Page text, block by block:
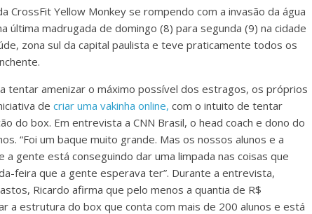
CrossFit Yellow Monkey se rompendo com a invasão da água
última madrugada de domingo (8) para segunda (9) na cidade
zona sul da capital paulista e teve praticamente todos os
tentar amenizar o máximo possível dos estragos, os próprios
de criar uma vakinha online, com o intuito de tentar
do box. Em entrevista a CNN Brasil, o head coach e dono do
“Foi um baque muito grande. Mas os nossos alunos e a
gente está conseguindo dar uma limpada nas coisas que
feira que a gente esperava ter”. Durante a entrevista,
Ricardo afirma que pelo menos a quantia de R$
a estrutura do box que conta com mais de 200 alunos e está